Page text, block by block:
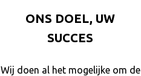
ONS DOEL, UW
SUCCES
Wij doen al het mogelijke om de